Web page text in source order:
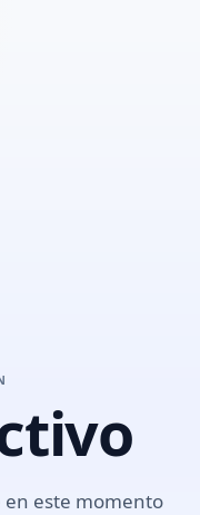
en este momento